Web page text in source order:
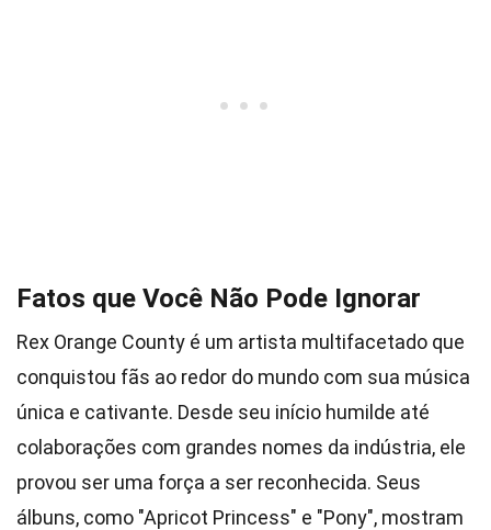
Fatos que Você Não Pode Ignorar
Rex Orange County é um artista multifacetado que
conquistou fãs ao redor do mundo com sua música
única e cativante. Desde seu início humilde até
colaborações com grandes nomes da indústria, ele
provou ser uma força a ser reconhecida. Seus
álbuns, como "Apricot Princess" e "Pony", mostram